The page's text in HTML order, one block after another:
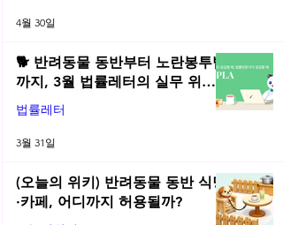
4월 30일
🐕 반려동물 동반부터 노란봉투법
까지, 3월 법률레터의 실무 위키
총정리! | 2026년 3월 네플라 법률
레터
법률레터
3월 31일
(오늘의 위키) 반려동물 동반 식당
·카페, 어디까지 허용될까?